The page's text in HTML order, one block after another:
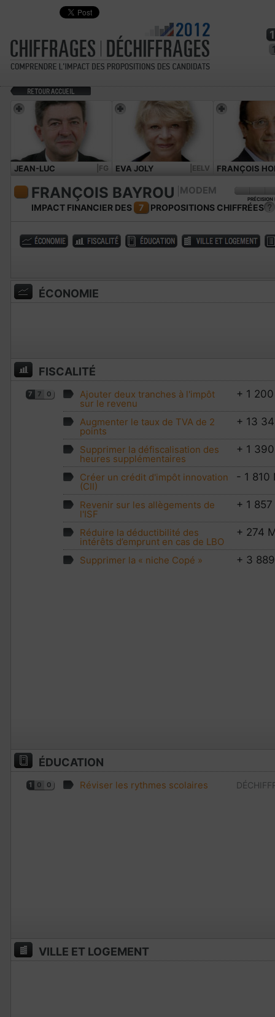
JEAN-LUC
|FG EVA JOLY |EELV FRANÇOIS
FRANÇOIS BAYROU MODEM
IMPACT FINANCIER DES 7 PROPOSITIONS CHIFFRÉES
PRÉCISION
ÉCONOMIE
FISCALITÉ
7 7 0 Ajouter deux tranches à l'impôt
sur le revenu
+ 1
Augmenter le taux de TVA de 2
points
+ 13
Supprimer la défiscalisation des
heures supplémentaires
+ 1
Créer un crédit d'impôt innovation
(CII)
- 1 810
Revenir sur les allègements de
l'ISF
+ 1
Réduire la déductibilité des
intérêts d’emprunt en cas de LBO
+ 274
Supprimer la « niche Copé » + 3
ÉDUCATION
1 0 0 Réviser les rythmes scolaires
VILLE ET LOGEMENT